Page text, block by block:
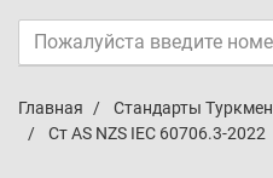
Главная Стандарты
Ст AS NZS IEC 60706.3-2022